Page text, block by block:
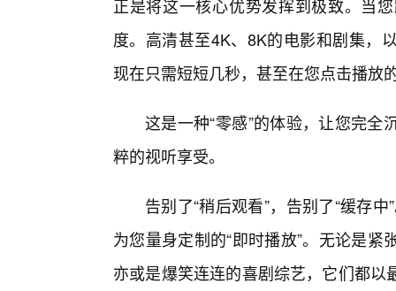
正是将这一核心优势发挥到极致。当
度。高清甚至4K、8K的电影和剧集，
现在只需短短几秒，甚至在您点击播放
这是一种“零感”的体验，让您完
粹的视听享受。
告别了“稍后观看”，告别了“缓存
为您量身定制的“即时播放”。无论是
亦或是爆笑连连的喜剧综艺，它们都